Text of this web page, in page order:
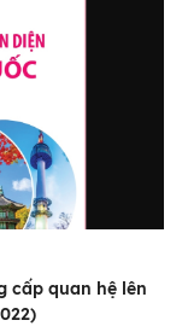
cấp quan hệ lên